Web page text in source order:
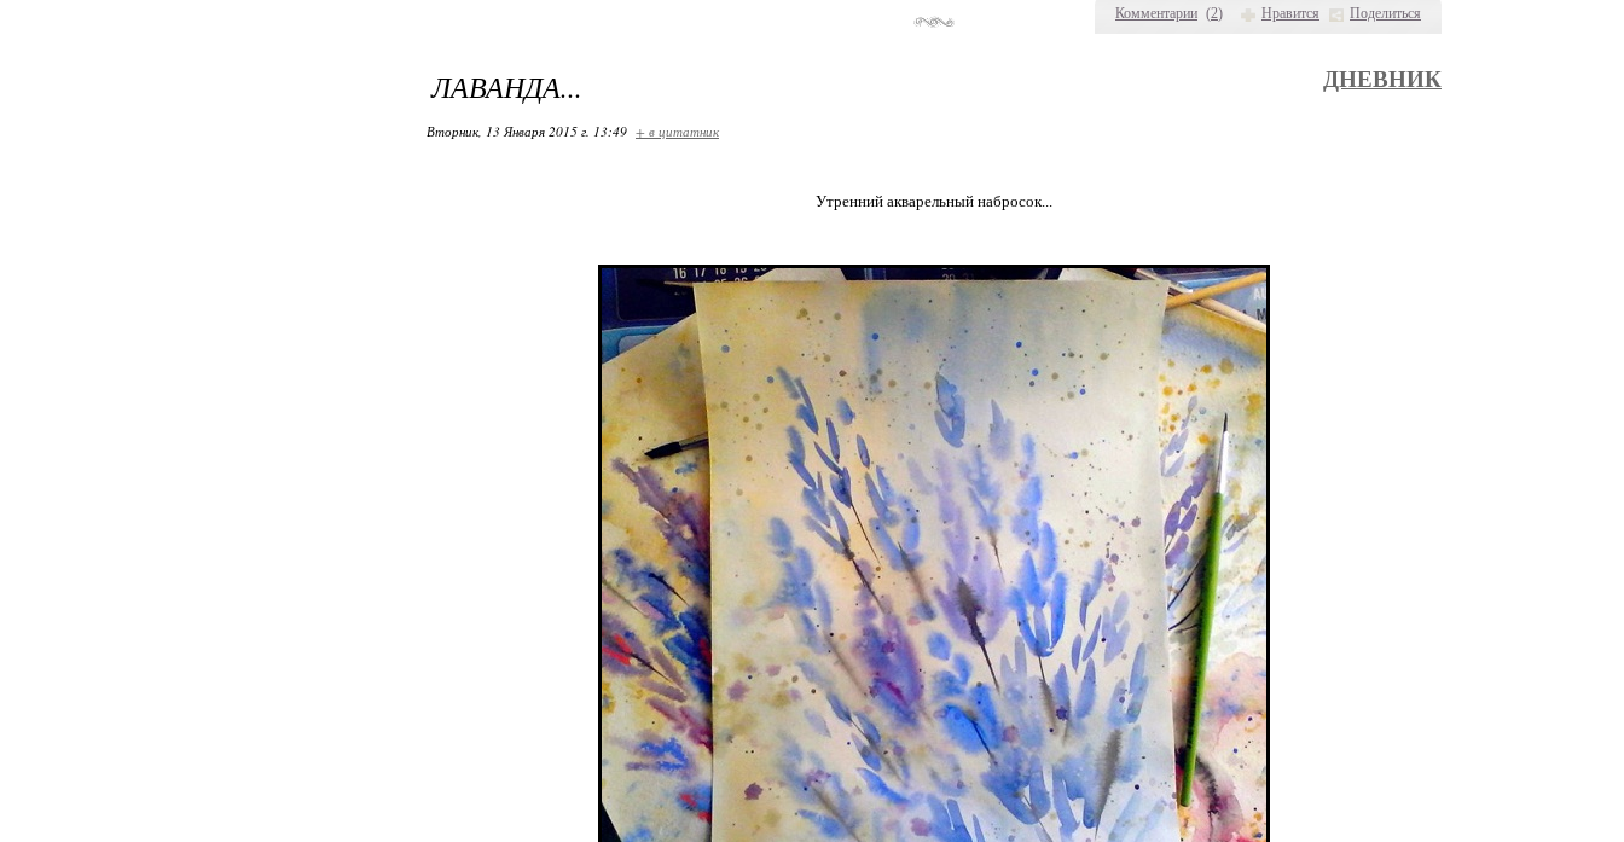
Комментарии (2) Нравится Поделиться
ЛАВАНДА... ДНЕВНИК
Вторник, 13 Января 2015 г. 13:49 + в цитатник
Утренний акварельный набросок...